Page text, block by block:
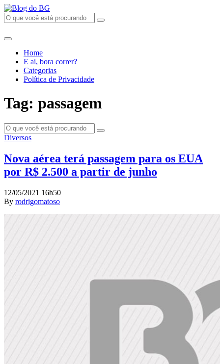
Home
E ai, bora correr?
Categorias
Política de Privacidade
Tag: passagem
Diversos
Nova aérea terá passagem para os EUA
por R$ 2.500 a partir de junho
12/05/2021 16h50
By rodrigomatoso